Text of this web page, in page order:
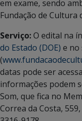
em exame, sendo
Fundação de Cultura
Serviço:O edital na
do Estado (DOE) e no
(
datas pode ser
informações podem
Som, que fica no
Correa da Costa,